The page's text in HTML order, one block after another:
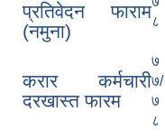
प्रतिवेदन फाराम
(नमुना)
८
करार कर्मचारी
दरखास्त फारम
७
७/
७
८